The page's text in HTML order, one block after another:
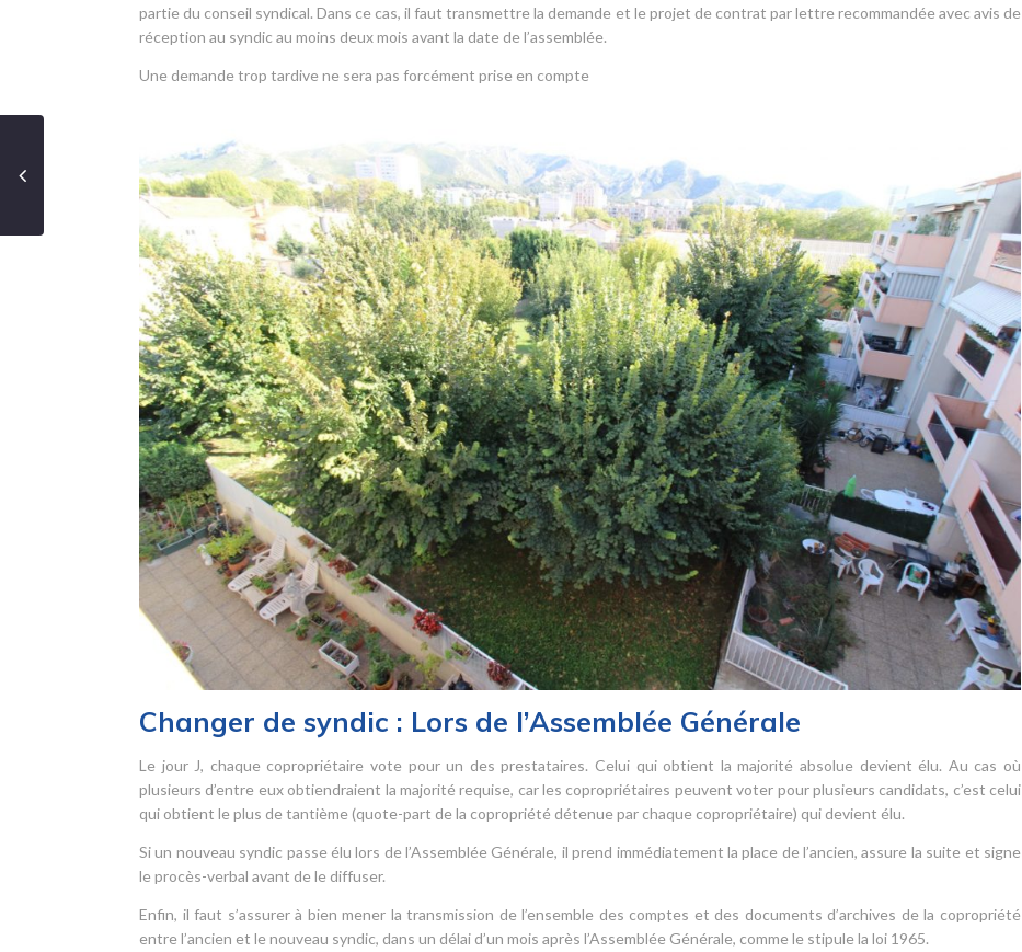
partie du conseil syndical. Dans ce cas, il faut transmettre la demande et le projet de contrat par lettre recommandée avec avis de
réception au syndic au moins deux mois avant la date de l’assemblée.
Une demande trop tardive ne sera pas forcément prise en compte
Changer de syndic : Lors de l’Assemblée Générale
Le jour J, chaque copropriétaire vote pour un des prestataires. Celui qui obtient la majorité absolue devient élu. Au cas où
plusieurs d’entre eux obtiendraient la majorité requise, car les copropriétaires peuvent voter pour plusieurs candidats, c’est celui
qui obtient le plus de tantième (quote-part de la copropriété détenue par chaque copropriétaire) qui devient élu.
Si un nouveau syndic passe élu lors de l’Assemblée Générale, il prend immédiatement la place de l’ancien, assure la suite et signe
le procès-verbal avant de le diffuser.
Enfin, il faut s’assurer à bien mener la transmission de l’ensemble des comptes et des documents d’archives de la copropriété
entre l’ancien et le nouveau syndic, dans un délai d’un mois après l’Assemblée Générale, comme le stipule la loi 1965.